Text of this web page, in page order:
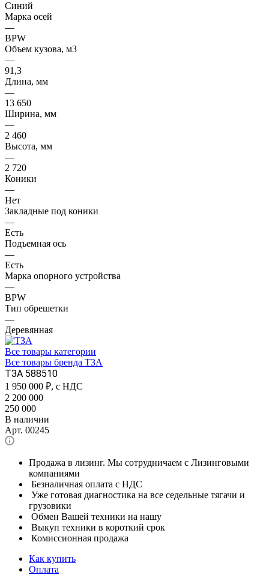
Синий
Марка осей
—
BPW
Объем кузова, м3
—
91,3
Длина, мм
—
13 650
Ширина, мм
—
2 460
Высота, мм
—
2 720
Коники
—
Нет
Закладные под коники
—
Есть
Подъемная ось
—
Есть
Марка опорного устройства
—
BPW
Тип обрешетки
—
Деревянная
Все товары категории
Все товары бренда ТЗА
ТЗА 588510
1 950 000 ₽, с НДС
2 200 000
250 000
В наличии
Арт. 00245
Продажа в лизинг. Мы сотрудничаем с Лизинговыми
компаниями
Безналичная оплата с НДС
Уже готовая диагностика на все седельные тягачи и
грузовики
Обмен Вашей техники на нашу
Выкуп техники в короткий срок
Комиссионная продажа
Как купить
Оплата